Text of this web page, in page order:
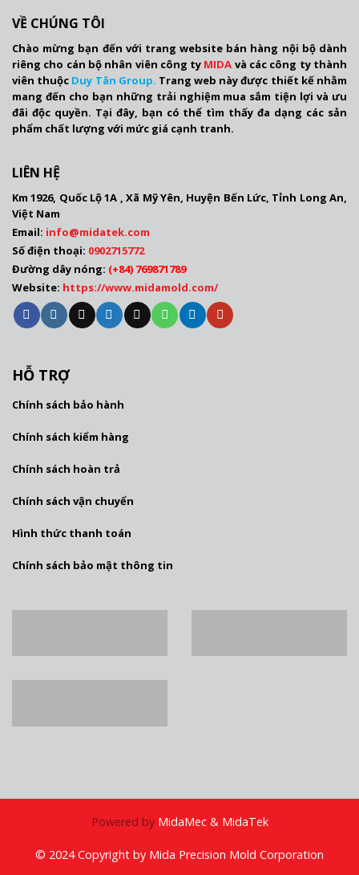
VỀ CHÚNG TÔI
Chào mừng bạn đến với trang website bán hàng nội bộ dành
riêng cho cán bộ nhân viên công ty MIDA và các công ty thành
viên thuộc Duy Tân Group. Trang web này được thiết kế nhằm
mang đến cho bạn những trải nghiệm mua sắm tiện lợi và ưu
đãi độc quyền. Tại đây, bạn có thể tìm thấy đa dạng các sản
phẩm chất lượng với mức giá cạnh tranh.
LIÊN HỆ
Km 1926, Quốc Lộ 1A , Xã Mỹ Yên, Huyện Bến Lức, Tỉnh Long An,
Việt Nam
Email: info@midatek.com
Số điện thoại: 0902715772
Đường dây nóng: (+84) 769871789
Website: https://www.midamold.com/
HỖ TRỢ
Chính sách bảo hành
Chính sách kiểm hàng
Chính sách hoàn trả
Chính sách vận chuyển
Hình thức thanh toán
Chính sách bảo mật thông tin
Powered by MidaMec & MidaTek
© 2024 Copyright by Mida Precision Mold Corporation